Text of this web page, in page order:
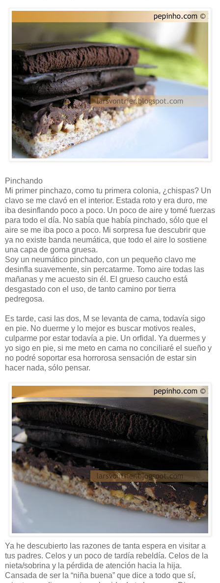
Pinchando
Mi primer pinchazo, como tu primera colonia, ¿chispas? Un
clavo se me clavó en el interior. Estada roto y era duro, me
iba desinflando poco a poco. Un poco de aire y tomé fuerzas
para todo el día. No sabía que había pinchado, sólo que el
aire se me iba poco a poco. Mi sorpresa fue descubrir que
ya no existe banda neumática, que todo el aire lo sostiene
una capa de goma gruesa.
Soy un neumático pinchado, con un pequeño clavo me
desinfla suavemente, sin percatarme. Tomo aire todas las
mañanas y me acuesto sin él. El grueso caucho está
desgastado con el uso, de tanto camino por tierra
pedregosa.
Es tarde, casi las dos, M se levanta de cama, todavía sigo
en pie. No duerme y lo mejor es buscar motivos reales,
culparme por estar todavía a pie. Un orfidal. Ya duermes y
yo sigo en pie, si me meto en cama no conciliaré el sueño y
no podré soportar esa horrorosa sensación de estar sin
hacer nada, sólo pensar.
Ya he descubierto las razones de tanta espera en visitar a
tus padres. Celos y un poco de tardía rebeldía. Celos de la
nieta/sobrina y la pérdida de atención hacia la hija.
Cansada de ser la “niña buena” que dice a todo que sí,